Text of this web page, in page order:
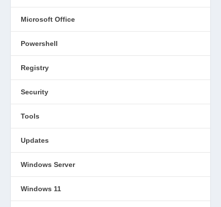
Microsoft Office
Powershell
Registry
Security
Tools
Updates
Windows Server
Windows 11